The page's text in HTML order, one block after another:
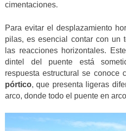
cimentaciones.
Para evitar el desplazamiento
pilas, es esencial contar con un
las reacciones horizontales.
dintel del puente está
respuesta estructural se conoce
pórtico, que presenta ligeras
arco, donde todo el puente en